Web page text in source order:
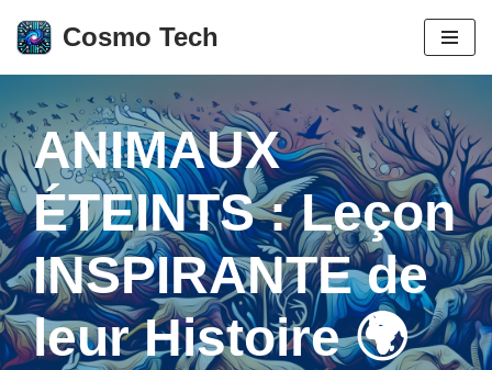
Aller
contenu
Cosmo Tech
ANIMAUX
ÉTEINTS : Leçon
INSPIRANTE de
leur Histoire 🌍